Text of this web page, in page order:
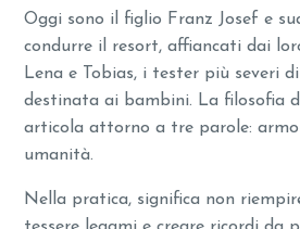
Oggi sono il figlio Franz Josef e
condurre il resort, affiancati dai
Lena e Tobias, i tester più severi
destinata ai bambini. La filosofia
articola attorno a tre parole:
umanità.
Nella pratica, significa non